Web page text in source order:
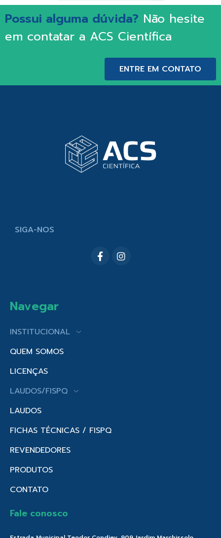
Possui alguma dúvida? Não hesite
em contatar a ACS Científica
ENTRE EM CONTATO
SIGA-NOS
Navegar
INSTITUCIONAL
QUEM SOMOS
LICENÇAS
LAUDOS/FISPQ
LAUDOS
FICHAS TÉCNICAS / FISPQ
REVENDEDORES
PRODUTOS
CONTATO
Fale conosco